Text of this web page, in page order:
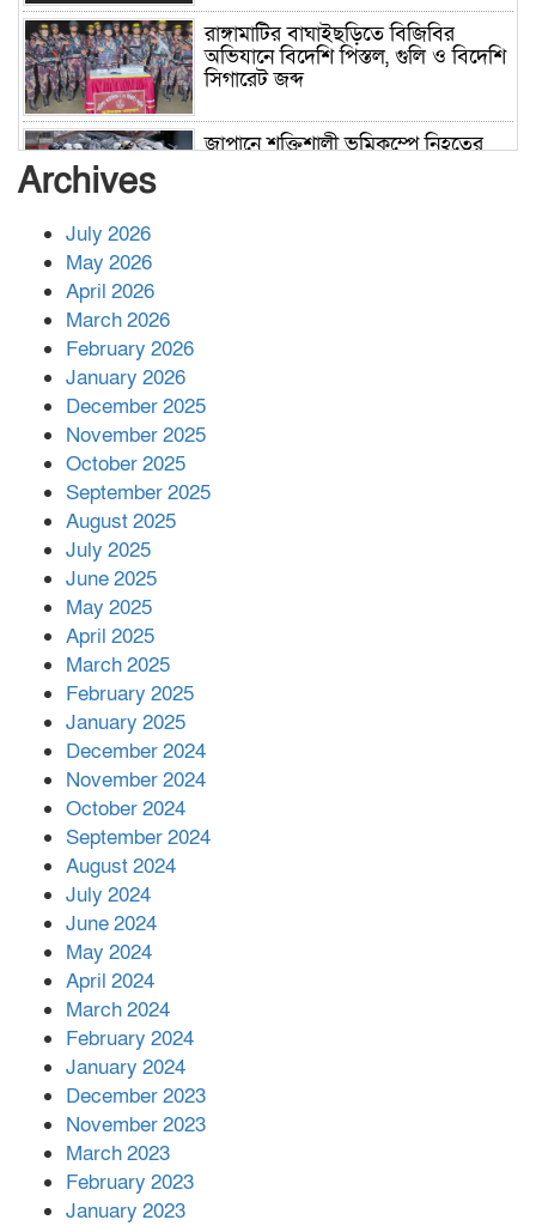
রাঙ্গামাটির বাঘাইছড়িতে বিজিবির
অভিযানে বিদেশি পিস্তল, গুলি ও বিদেশি
সিগারেট জব্দ
জাপানে শক্তিশালী ভূমিকম্পে নিহতের
পর ফোন তারেক রহমানের,গ্যাস সঙ্কট
সহায়তা দিলেন সাচিং প্রু জেরী
Archives
July 2026
May 2026
April 2026
March 2026
February 2026
January 2026
December 2025
November 2025
October 2025
September 2025
August 2025
July 2025
June 2025
May 2025
April 2025
March 2025
February 2025
January 2025
December 2024
November 2024
October 2024
September 2024
August 2024
July 2024
June 2024
May 2024
April 2024
March 2024
February 2024
January 2024
December 2023
November 2023
March 2023
February 2023
January 2023